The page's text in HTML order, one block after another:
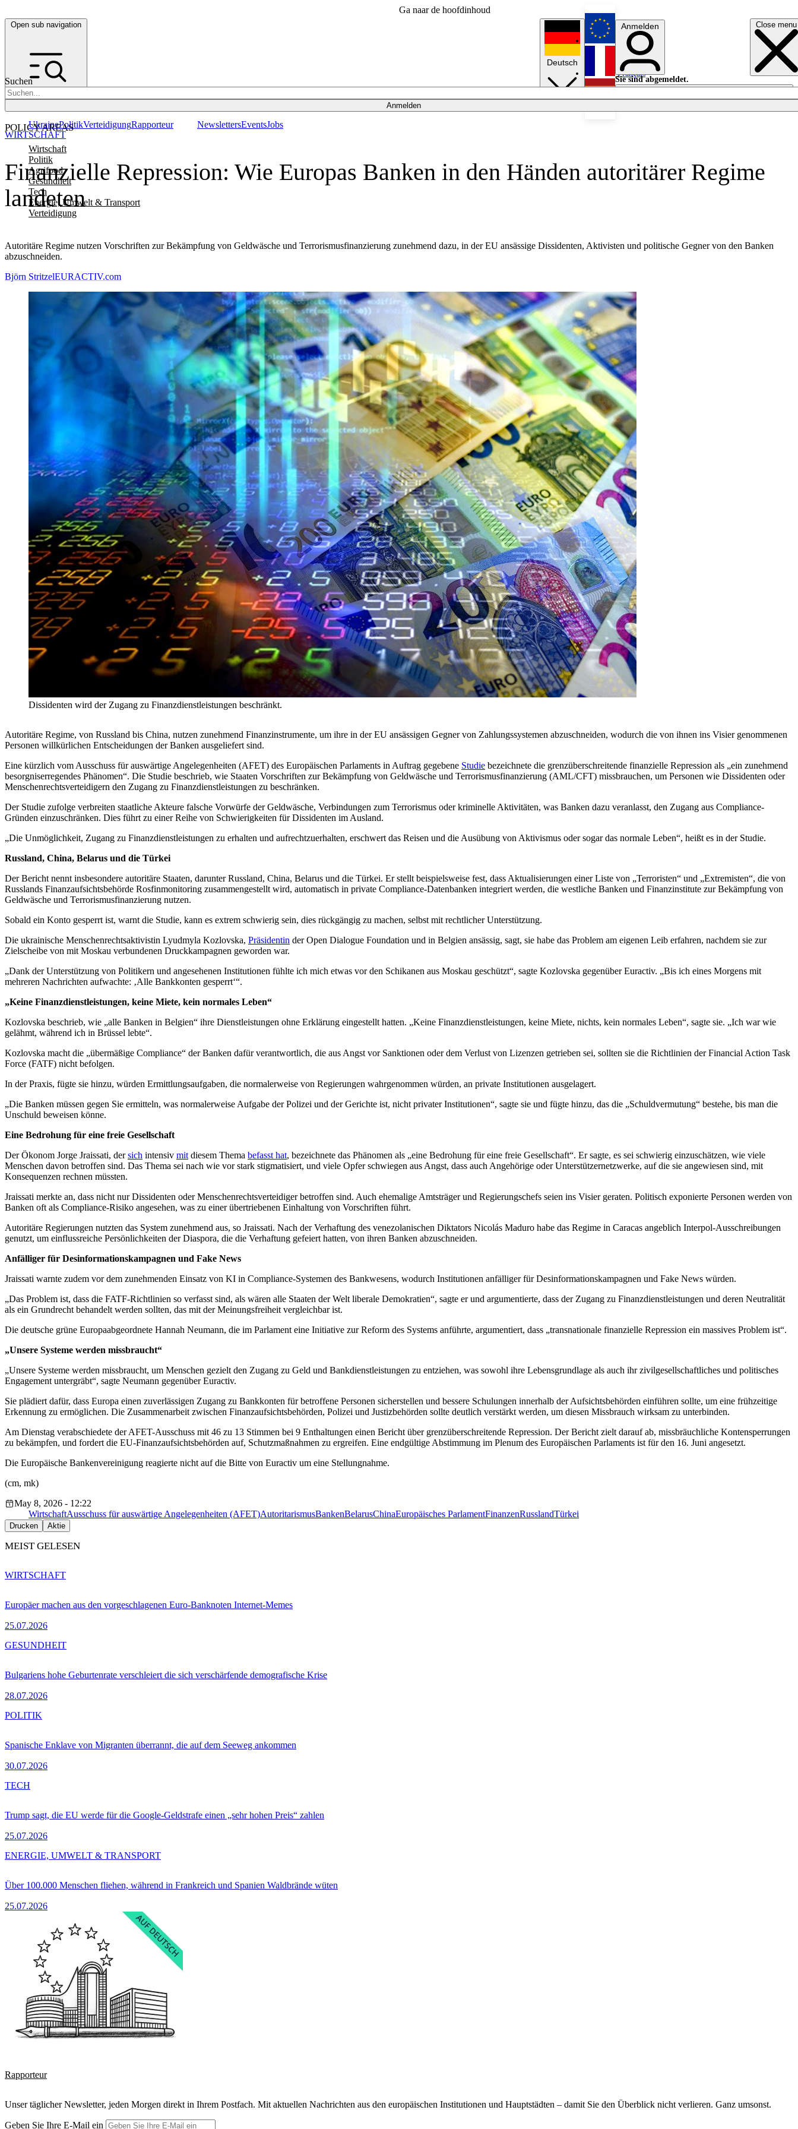
Ga naar de hoofdinhoud
Open sub navigation Close menu
Suchen
Anmelden
POLICY AREAS
Wirtschaft
Politik
Agrifood
Gesundheit
Tech
Energie, Umwelt & Transport
Verteidigung
UkrainePolitikVerteidigungRapporteur NewslettersEventsJobs
Deutsch
English
Français
Anmelden
Sie sind abgemeldet.
Anmelden
Licht aus
Finanzielle Repression: Wie Europas Banken in den Händen autoritärer Regime
landeten
Autoritäre Regime nutzen Vorschriften zur Bekämpfung von Geldwäsche und Terrorismusfinanzierung zunehmend dazu, in der EU ansässige Dissidenten, Aktivisten und politische Gegner von den Banken
abzuschneiden.
WIRTSCHAFT
Björn StritzelEURACTIV.com
Dissidenten wird der Zugang zu Finanzdienstleistungen beschränkt.
Autoritäre Regime, von Russland bis China, nutzen zunehmend Finanzinstrumente, um ihre in der EU ansässigen Gegner von Zahlungssystemen abzuschneiden, wodurch die von ihnen ins Visier genommenen
Personen willkürlichen Entscheidungen der Banken ausgeliefert sind.
Eine kürzlich vom Ausschuss für auswärtige Angelegenheiten (AFET) des Europäischen Parlaments in Auftrag gegebene Studie bezeichnete die grenzüberschreitende finanzielle Repression als „ein zunehmend
besorgniserregendes Phänomen“. Die Studie beschrieb, wie Staaten Vorschriften zur Bekämpfung von Geldwäsche und Terrorismusfinanzierung (AML/CFT) missbrauchen, um Personen wie Dissidenten oder
Menschenrechtsverteidigern den Zugang zu Finanzdienstleistungen zu beschränken.
Der Studie zufolge verbreiten staatliche Akteure falsche Vorwürfe der Geldwäsche, Verbindungen zum Terrorismus oder kriminelle Aktivitäten, was Banken dazu veranlasst, den Zugang aus Compliance-
Gründen einzuschränken. Dies führt zu einer Reihe von Schwierigkeiten für Dissidenten im Ausland.
„Die Unmöglichkeit, Zugang zu Finanzdienstleistungen zu erhalten und aufrechtzuerhalten, erschwert das Reisen und die Ausübung von Aktivismus oder sogar das normale Leben“, heißt es in der Studie.
Russland, China, Belarus und die Türkei
Der Bericht nennt insbesondere autoritäre Staaten, darunter Russland, China, Belarus und die Türkei. Er stellt beispielsweise fest, dass Aktualisierungen einer Liste von „Terroristen“ und „Extremisten“, die von
Russlands Finanzaufsichtsbehörde Rosfinmonitoring zusammengestellt wird, automatisch in private Compliance-Datenbanken integriert werden, die westliche Banken und Finanzinstitute zur Bekämpfung von
Geldwäsche und Terrorismusfinanzierung nutzen.
Sobald ein Konto gesperrt ist, warnt die Studie, kann es extrem schwierig sein, dies rückgängig zu machen, selbst mit rechtlicher Unterstützung.
Die ukrainische Menschenrechtsaktivistin Lyudmyla Kozlovska, Präsidentin der Open Dialogue Foundation und in Belgien ansässig, sagt, sie habe das Problem am eigenen Leib erfahren, nachdem sie zur
Zielscheibe von mit Moskau verbundenen Druckkampagnen geworden war.
„Dank der Unterstützung von Politikern und angesehenen Institutionen fühlte ich mich etwas vor den Schikanen aus Moskau geschützt“, sagte Kozlovska gegenüber Euractiv. „Bis ich eines Morgens mit
mehreren Nachrichten aufwachte: ‚Alle Bankkonten gesperrt‘“.
„Keine Finanzdienstleistungen, keine Miete, kein normales Leben“
Kozlovska beschrieb, wie „alle Banken in Belgien“ ihre Dienstleistungen ohne Erklärung eingestellt hatten. „Keine Finanzdienstleistungen, keine Miete, nichts, kein normales Leben“, sagte sie. „Ich war wie
gelähmt, während ich in Brüssel lebte“.
Kozlovska macht die „übermäßige Compliance“ der Banken dafür verantwortlich, die aus Angst vor Sanktionen oder dem Verlust von Lizenzen getrieben sei, sollten sie die Richtlinien der Financial Action Task
Force (FATF) nicht befolgen.
In der Praxis, fügte sie hinzu, würden Ermittlungsaufgaben, die normalerweise von Regierungen wahrgenommen würden, an private Institutionen ausgelagert.
„Die Banken müssen gegen Sie ermitteln, was normalerweise Aufgabe der Polizei und der Gerichte ist, nicht privater Institutionen“, sagte sie und fügte hinzu, das die „Schuldvermutung“ bestehe, bis man die
Unschuld beweisen könne.
Eine Bedrohung für eine freie Gesellschaft
Der Ökonom Jorge Jraissati, dersich intensiv mit diesem Thema befasst hat, bezeichnete das Phänomen als „eine Bedrohung für eine freie Gesellschaft“. Ersagte, es sei schwierig einzuschätzen, wie viele
Menschen davon betroffen sind. Das Thema sei nach wie vor stark stigmatisiert, und viele Opfer schwiegen aus Angst, dass auch Angehörige oder Unterstützernetzwerke, auf die sie angewiesen sind, mit
Konsequenzen rechnen müssten.
Jraissati merkte an, dass nicht nur Dissidenten oder Menschenrechtsverteidiger betroffen sind. Auch ehemalige Amtsträger und Regierungschefs seien ins Visier geraten. Politisch exponierte Personen werden von
Banken oft als Compliance-Risiko angesehen, was zu einer übertriebenen Einhaltung von Vorschriften führt.
Autoritäre Regierungen nutzten das System zunehmend aus, so Jraissati. Nach der Verhaftung des venezolanischen Diktators Nicolás Maduro habe das Regime in Caracas angeblich Interpol-Ausschreibungen
genutzt, um einflussreiche Persönlichkeiten der Diaspora, die die Verhaftung gefeiert hatten, von ihren Banken abzuschneiden.
Anfälliger für Desinformationskampagnen und Fake News
Jraissati warnte zudem vor dem zunehmenden Einsatz von KI in Compliance-Systemen des Bankwesens, wodurch Institutionen anfälliger für Desinformationskampagnen und Fake News würden.
„Das Problem ist, dass die FATF-Richtlinien so verfasst sind, als wären alle Staaten der Welt liberale Demokratien“, sagte er und argumentierte, dass der Zugang zu Finanzdienstleistungen und deren Neutralität
als ein Grundrecht behandelt werden sollten, das mit der Meinungsfreiheit vergleichbar ist.
Die deutsche grüne Europaabgeordnete Hannah Neumann, die im Parlament eine Initiative zur Reform des Systems anführte, argumentiert, dass „transnationale finanzielle Repression ein massives Problem ist“.
„Unsere Systeme werden missbraucht“
„Unsere Systeme werden missbraucht, um Menschen gezielt den Zugang zu Geld und Bankdienstleistungen zu entziehen, was sowohl ihre Lebensgrundlage als auch ihr zivilgesellschaftliches und politisches
Engagement untergräbt“, sagte Neumann gegenüber Euractiv.
Sie plädiert dafür, dass Europa einen zuverlässigen Zugang zu Bankkonten für betroffene Personen sicherstellen und bessere Schulungen innerhalb der Aufsichtsbehörden einführen sollte, um eine frühzeitige
Erkennung zu ermöglichen. Die Zusammenarbeit zwischen Finanzaufsichtsbehörden, Polizei und Justizbehörden sollte deutlich verstärkt werden, um diesen Missbrauch wirksam zu unterbinden.
Am Dienstag verabschiedete der AFET-Ausschuss mit 46 zu 13 Stimmen bei 9 Enthaltungen einen Bericht über grenzüberschreitende Repression. Der Bericht zielt darauf ab, missbräuchliche Kontensperrungen
zu bekämpfen, und fordert die EU-Finanzaufsichtsbehörden auf, Schutzmaßnahmen zu ergreifen. Eine endgültige Abstimmung im Plenum des Europäischen Parlaments ist für den 16. Juni angesetzt.
Die Europäische Bankenvereinigung reagierte nicht auf die Bitte von Euractiv um eine Stellungnahme.
(cm, mk)
May 8, 2026 - 12:22
WirtschaftAusschuss für auswärtige Angelegenheiten (AFET)AutoritarismusBankenBelarusChinaEuropäisches ParlamentFinanzenRusslandTürkei
Drucken Aktie
MEIST GELESEN
Europäer machen aus den vorgeschlagenen Euro-Banknoten Internet-Memes
25.07.2026
WIRTSCHAFT
Bulgariens hohe Geburtenrate verschleiert die sich verschärfende demografische Krise
28.07.2026
GESUNDHEIT
Spanische Enklave von Migranten überrannt, die auf dem Seeweg ankommen
30.07.2026
POLITIK
Trump sagt, die EU werde für die Google-Geldstrafe einen „sehr hohen Preis“ zahlen
25.07.2026
TECH
Über 100.000 Menschen fliehen, während in Frankreich und Spanien Waldbrände wüten
25.07.2026
ENERGIE, UMWELT & TRANSPORT
Rapporteur
Unser täglicher Newsletter, jeden Morgen direkt in Ihrem Postfach. Mit aktuellen Nachrichten aus den europäischen Institutionen und Hauptstädten – damit Sie den Überblick nicht verlieren. Ganz umsonst.
Geben Sie Ihre E-Mail ein